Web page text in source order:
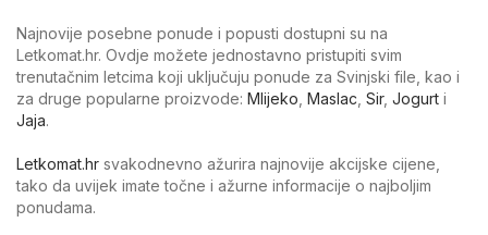
Najnovije posebne ponude i popusti dostupni su na
Letkomat.hr. Ovdje možete jednostavno pristupiti svim
trenutačnim letcima koji uključuju ponude za Svinjski file, kao i
za druge popularne proizvode: Mlijeko Maslac Sir, Jogurt i
Jaja.
Letkomat.hr svakodnevno ažurira najnovije akcijske cijene,
tako da uvijek imate točne i ažurne informacije o najboljim
ponudama.